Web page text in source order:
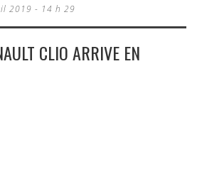
2019 - 14 h 29
CLIO ARRIVE EN